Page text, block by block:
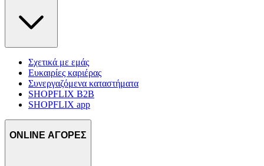
Σχετικά με εμάς
Ευκαιρίες καριέρας
Συνεργαζόμενα καταστήματα
SHOPFLIX B2B
SHOPFLIX app
ONLINE ΑΓΟΡΕΣ